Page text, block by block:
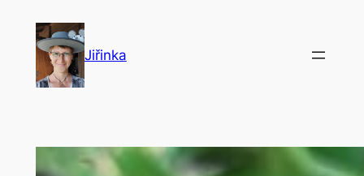
obsah
Jiřinka